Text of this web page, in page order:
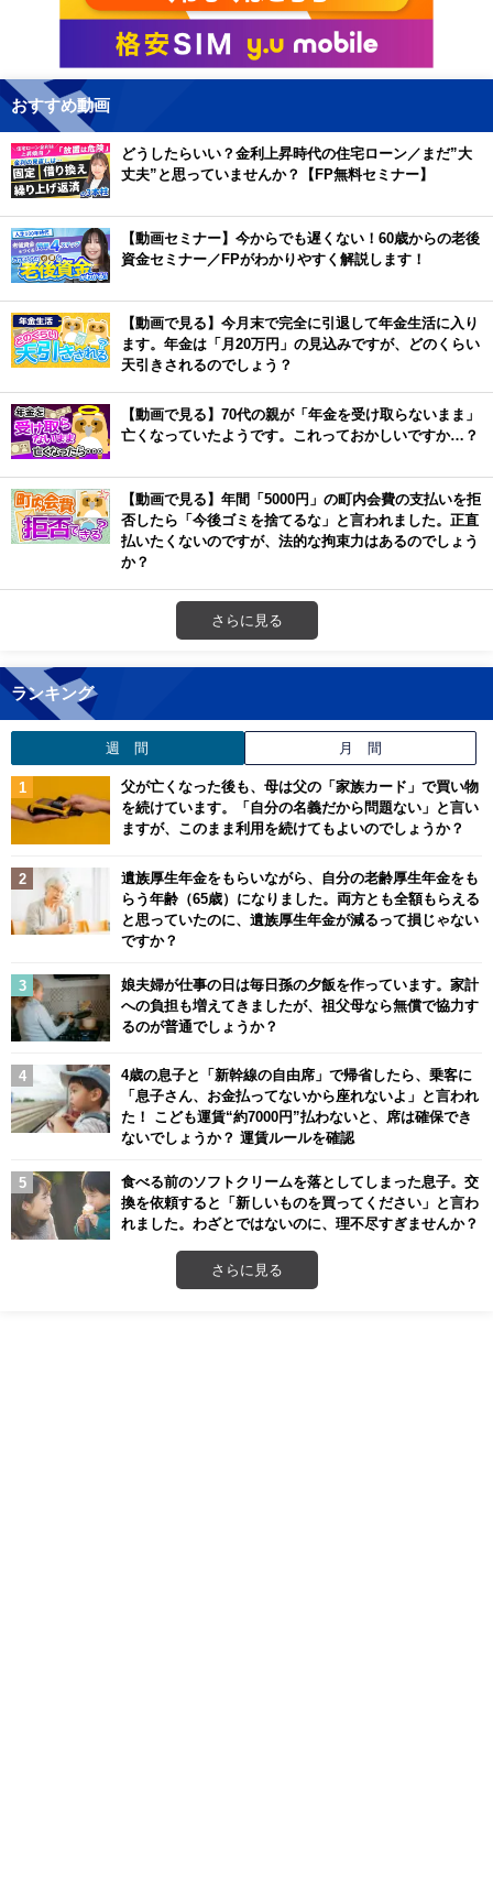
おすすめ動画
どうしたらいい？金利上昇時代の住宅ローン／まだ”大
丈夫”と思っていませんか？【FP無料セミナー】
【動画セミナー】今からでも遅くない！60歳からの老後
資金セミナー／FPがわかりやすく解説します！
【動画で見る】今月末で完全に引退して年金生活に入り
ます。年金は「月20万円」の見込みですが、どのくらい
天引きされるのでしょう？
【動画で見る】70代の親が「年金を受け取らないまま」
亡くなっていたようです。これっておかしいですか…？
【動画で見る】年間「5000円」の町内会費の支払いを拒
否したら「今後ゴミを捨てるな」と言われました。正直
払いたくないのですが、法的な拘束力はあるのでしょう
か？
さらに見る
ランキング
週 間 月 間
父が亡くなった後も、母は父の「家族カード」で買い物
を続けています。「自分の名義だから問題ない」と言い
ますが、このまま利用を続けてもよいのでしょうか？
遺族厚生年金をもらいながら、自分の老齢厚生年金をも
らう年齢（65歳）になりました。両方とも全額もらえる
と思っていたのに、遺族厚生年金が減るって損じゃない
ですか？
娘夫婦が仕事の日は毎日孫の夕飯を作っています。家計
への負担も増えてきましたが、祖父母なら無償で協力す
るのが普通でしょうか？
4歳の息子と「新幹線の自由席」で帰省したら、乗客に
「息子さん、お金払ってないから座れないよ」と言われ
た！ こども運賃“約7000円”払わないと、席は確保でき
ないでしょうか？ 運賃ルールを確認
食べる前のソフトクリームを落としてしまった息子。交
換を依頼すると「新しいものを買ってください」と言わ
れました。わざとではないのに、理不尽すぎませんか？
さらに見る